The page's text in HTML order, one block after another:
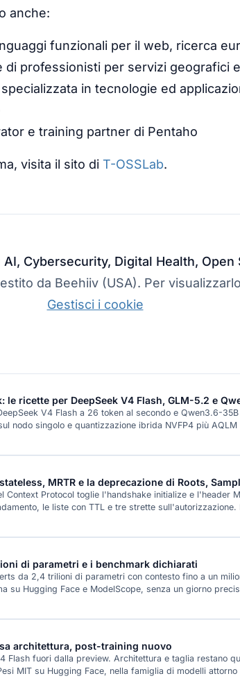
le ricette per DeepSeek V4 Flash, GLM-5.2 e
V4 Flash a 26 token al secondo e Qwen3.6-
nodo singolo e quantizzazione ibrida NVFP4 più
MRTR e la deprecazione di Roots,
Protocol toglie l'handshake initialize e l'header
le liste con TTL e tre strette
di parametri e i benchmark dichiarati
da 2,4 trilioni di parametri con contesto fino a un
su Hugging Face e ModelScope, senza un giorno
architettura, post-training nuovo
Flash fuori dalla preview. Architettura e taglia restano
MIT su Hugging Face, nella famiglia di modelli
anche:
funzionali per il web, ricerca
di professionisti per servizi geografici
in tecnologie ed
e training partner di Pentaho
visita il sito di T-OSSLab.
Cybersecurity, Digital Health, Open
da Beehiiv (USA). Per
Gestisci i cookie